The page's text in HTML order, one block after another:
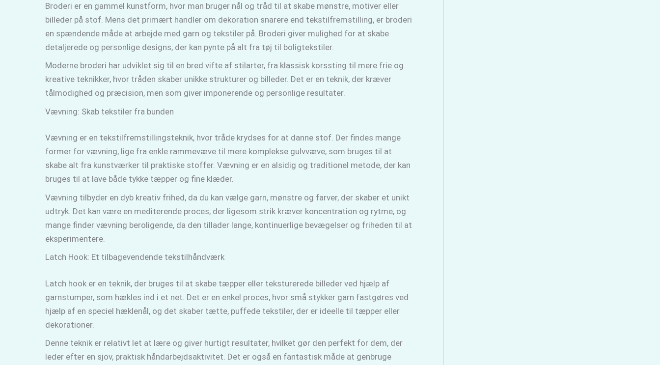
Broderi er en gammel kunstform, hvor man bruger nål og tråd til at skabe mønstre, motiver eller
billeder på stof. Mens det primært handler om dekoration snarere end tekstilfremstilling, er broderi
en spændende måde at arbejde med garn og tekstiler på. Broderi giver mulighed for at skabe
detaljerede og personlige designs, der kan pynte på alt fra tøj til boligtekstiler.
Moderne broderi har udviklet sig til en bred vifte af stilarter, fra klassisk korssting til mere frie og
kreative teknikker, hvor tråden skaber unikke strukturer og billeder. Det er en teknik, der kræver
tålmodighed og præcision, men som giver imponerende og personlige resultater.
Vævning: Skab tekstiler fra bunden
Vævning er en tekstilfremstillingsteknik, hvor tråde krydses for at danne stof. Der findes mange
former for vævning, lige fra enkle rammevæve til mere komplekse gulvvæve, som bruges til at
skabe alt fra kunstværker til praktiske stoffer. Vævning er en alsidig og traditionel metode, der kan
bruges til at lave både tykke tæpper og fine klæder.
Vævning tilbyder en dyb kreativ frihed, da du kan vælge garn, mønstre og farver, der skaber et unikt
udtryk. Det kan være en mediterende proces, der ligesom strik kræver koncentration og rytme, og
mange finder vævning beroligende, da den tillader lange, kontinuerlige bevægelser og friheden til at
eksperimentere.
Latch Hook: Et tilbagevendende tekstilhåndværk
Latch hook er en teknik, der bruges til at skabe tæpper eller teksturerede billeder ved hjælp af
garnstumper, som hækles ind i et net. Det er en enkel proces, hvor små stykker garn fastgøres ved
hjælp af en speciel hæklenål, og det skaber tætte, puffede tekstiler, der er ideelle til tæpper eller
dekorationer.
Denne teknik er relativt let at lære og giver hurtigt resultater, hvilket gør den perfekt for dem, der
leder efter en sjov, praktisk håndarbejdsaktivitet. Det er også en fantastisk måde at genbruge